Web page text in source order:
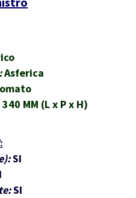
Asferica
MM (L x P x H)
:
SI
SI